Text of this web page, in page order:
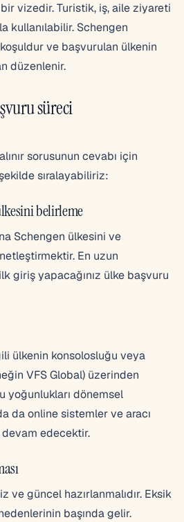
vizedir. Turistik, iş, aile ziyareti
kullanılabilir. Schengen
ve başvurulan ülkenin
düzenlenir.
süreci
sorusunun cevabı için
sıralayabiliriz:
belirleme
Schengen ülkesini ve
En uzun
giriş yapacağınız ülke başvuru
ülkenin konsolosluğu veya
VFS Global) üzerinden
yoğunlukları dönemsel
da online sistemler ve aracı
edecektir.
ve güncel hazırlanmalıdır. Eksik
başında gelir.